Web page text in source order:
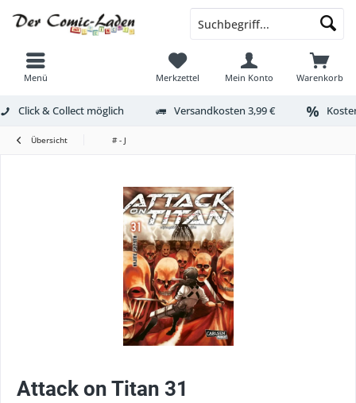
Menü Warenkorb
Merkzettel Mein Konto
Click & Collect möglich Versandkosten 3,99 €
Übersicht # - J
Attack on Titan 31